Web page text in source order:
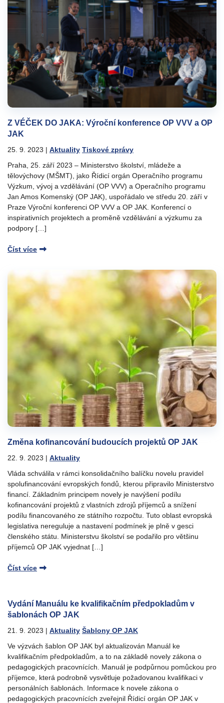
Z VÉČEK DO JAKA: Výroční konference OP VVV a OP
JAK
25. 9. 2023 | Aktuality Tiskové zprávy
Praha, 25. září 2023 – Ministerstvo školství, mládeže a
tělovýchovy (MŠMT), jako Řídicí orgán Operačního programu
Výzkum, vývoj a vzdělávání (OP VVV) a Operačního programu
Jan Amos Komenský (OP JAK), uspořádalo ve středu 20. září v
Praze Výroční konferenci OP VVV a OP JAK. Konferencí o
inspirativních projektech a proměně vzdělávání a výzkumu za
podpory […]
Číst více
Změna kofinancování budoucích projektů OP JAK
22. 9. 2023 | Aktuality
Vláda schválila v rámci konsolidačního balíčku novelu pravidel
spolufinancování evropských fondů, kterou připravilo Ministerstvo
financí. Základním principem novely je navýšení podílu
kofinancování projektů z vlastních zdrojů příjemců a snížení
podílu financovaného ze státního rozpočtu. Tuto oblast evropská
legislativa nereguluje a nastavení podmínek je plně v gesci
členského státu. Ministerstvu školství se podařilo pro většinu
příjemců OP JAK vyjednat […]
Číst více
Vydání Manuálu ke kvalifikačním předpokladům v
šablonách OP JAK
21. 9. 2023 | Aktuality Šablony OP JAK
Ve výzvách šablon OP JAK byl aktualizován Manuál ke
kvalifikačním předpokladům, a to na základě novely zákona o
pedagogických pracovnících. Manuál je podpůrnou pomůckou pro
příjemce, která podrobně vysvětluje požadovanou kvalifikaci v
personálních šablonách. Informace k novele zákona o
pedagogických pracovnících zveřejnil Řídicí orgán OP JAK v